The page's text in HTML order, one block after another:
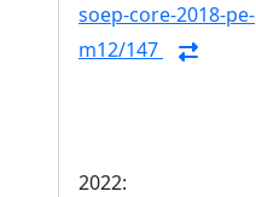
soep-core-2018-pe-
m12/147
2022: